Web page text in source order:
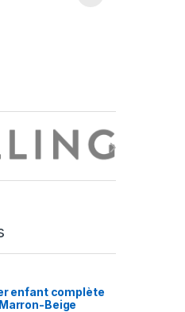
enfant complète
Beige